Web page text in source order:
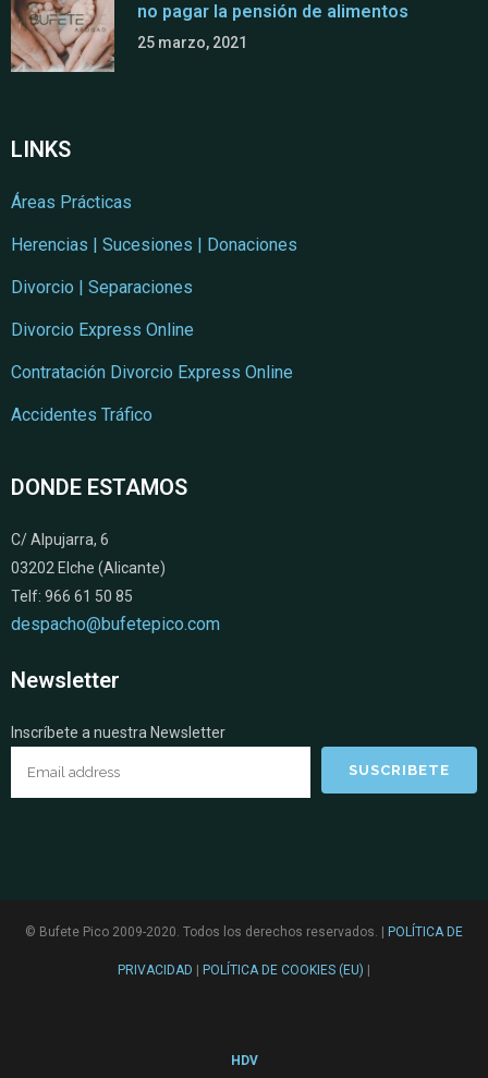
no pagar la pensión de alimentos
25 marzo, 2021
LINKS
Áreas Prácticas
Herencias | Sucesiones | Donaciones
Divorcio | Separaciones
Divorcio Express Online
Contratación Divorcio Express Online
Accidentes Tráfico
DONDE ESTAMOS
C/ Alpujarra, 6
03202 Elche (Alicante)
Telf: 966 61 50 85
despacho@bufetepico.com
Newsletter
Inscríbete a nuestra Newsletter
© Bufete Pico 2009-2020. Todos los derechos reservados. | POLÍTICA DE
PRIVACIDAD POLÍTICA DE COOKIES (EU)
HDV